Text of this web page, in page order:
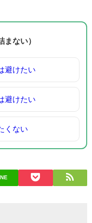
まない）
避けたい
避けたい
くない